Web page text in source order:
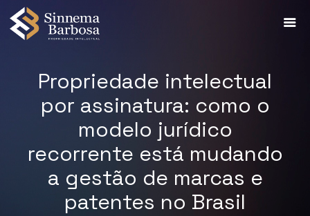
Propriedade intelectual
por assinatura: como o
modelo jurídico
recorrente está mudando
a gestão de marcas e
patentes no Brasil